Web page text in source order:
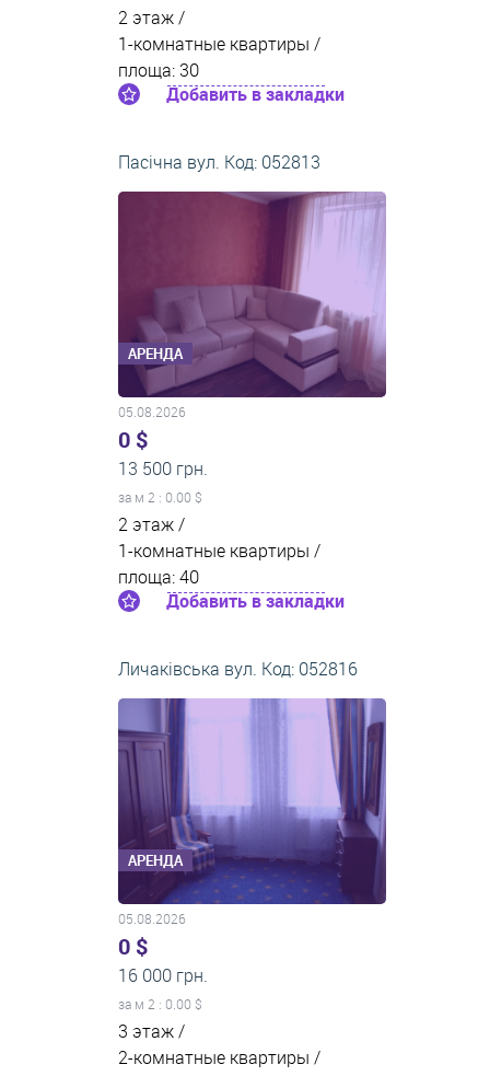
2 этаж /
1-комнатные квартиры /
площа: 30
Добавить в закладки
Пасічна вул. Код: 052813
АРЕНДА
05.08.2026
0 $
13 500 грн.
за м 2 : 0.00 $
2 этаж /
1-комнатные квартиры /
площа: 40
Добавить в закладки
Личаківська вул. Код: 052816
АРЕНДА
05.08.2026
0 $
16 000 грн.
за м 2 : 0.00 $
3 этаж /
2-комнатные квартиры /